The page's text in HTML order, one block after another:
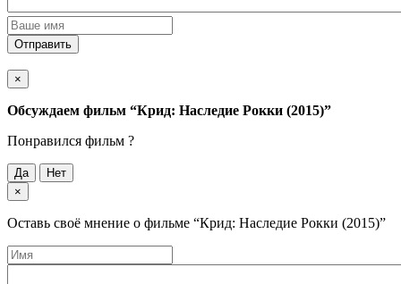
Отправить
×
Обсуждаем фильм “Крид: Наследие Рокки (2015)”
Понравился фильм ?
Да
Нет
×
Оставь своё мнение о фильме “Крид: Наследие Рокки (2015)”